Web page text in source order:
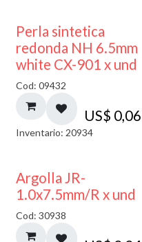
Perla sintetica
redonda NH 6.5mm
white CX-901 x und
Cod: 09432
US$ 0,06
Inventario: 20934
Argolla JR-
1.0x7.5mm/R x und
Cod: 30938